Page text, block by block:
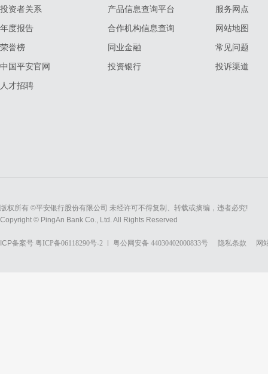
投资者关系
年度报告
荣誉榜
中国平安官网
人才招聘
产品信息查询平台
合作机构信息查询
同业金融
投资银行
服务网点
网站地图
常见问题
投诉渠道
版权所有 ©平安银行股份有限公司 未经许可不得复制、转载或摘编，违者必究!
Copyright © PingAn Bank Co., Ltd. All Rights Reserved
ICP备案号 粤ICP备06118290号-2 粤公网安备 44030402000833号 隐私条款 网